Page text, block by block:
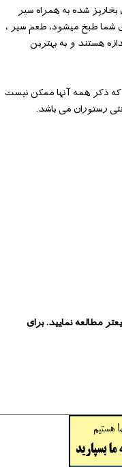
شده به همراه سیر
برای شما طبخ میشود، طعم سیر ،
هستند و به بهترین
ذکر همه آنها ممکن نیست
رستوران می باشد.
مطالعه نمایید. برای